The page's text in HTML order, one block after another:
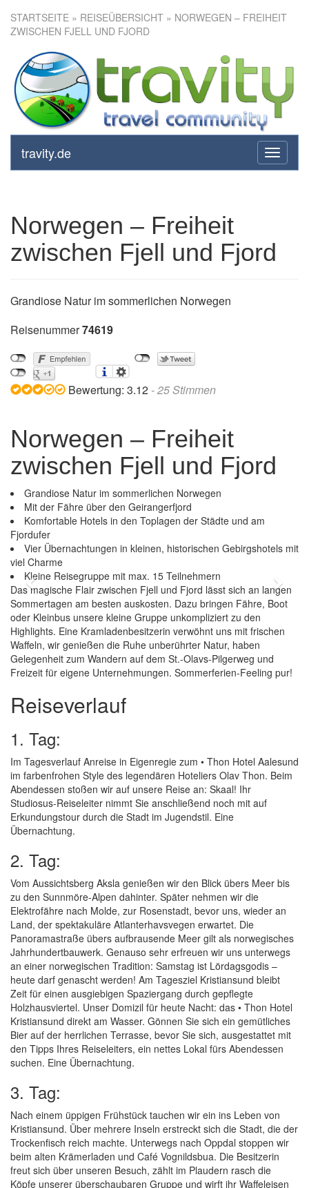
STARTSEITE » REISEÜBERSICHT » NORWEGEN – FREIHEIT
ZWISCHEN FJELL UND FJORD
toggle
travity.de
Norwegen – Freiheit zwischen
Fjell und Fjord
Norwegen – Freiheit
zwischen Fjell und Fjord
Grandiose Natur im sommerlichen Norwegen
Reisenummer74619
Bewertung: 3.12 -25Stimmen
Norwegen – Freiheit
zwischen Fjell und Fjord
Grandiose Natur im sommerlichen Norwegen
Mit der Fähre über den Geirangerfjord
Komfortable Hotels in den Toplagen der Städte und am
Fjordufer
Vier Übernachtungen in kleinen, historischen Gebirgshotels mit
viel Charme
Kleine Reisegruppe mit max. 15 Teilnehmern
Previous Next
Das magische Flair zwischen Fjell und Fjord lässt sich an langen
Sommertagen am besten auskosten. Dazu bringen Fähre, Boot
oder Kleinbus unsere kleine Gruppe unkompliziert zu den
Highlights. Eine Kramladenbesitzerin verwöhnt uns mit frischen
Waffeln, wir genießen die Ruhe unberührter Natur, haben
Gelegenheit zum Wandern auf dem St.-Olavs-Pilgerweg und
Freizeit für eigene Unternehmungen. Sommerferien-Feeling pur!
Reiseverlauf
1. Tag:
Im Tagesverlauf Anreise in Eigenregie zum • Thon Hotel Aalesund
im farbenfrohen Style des legendären Hoteliers Olav Thon. Beim
Abendessen stoßen wir auf unsere Reise an: Skaal! Ihr
Studiosus-Reiseleiter nimmt Sie anschließend noch mit auf
Erkundungstour durch die Stadt im Jugendstil. Eine
Übernachtung.
2. Tag:
Vom Aussichtsberg Aksla genießen wir den Blick übers Meer bis
zu den Sunnmöre-Alpen dahinter. Später nehmen wir die
Elektrofähre nach Molde, zur Rosenstadt, bevor uns, wieder an
Land, der spektakuläre Atlanterhavsvegen erwartet. Die
Panoramastraße übers aufbrausende Meer gilt als norwegisches
Jahrhundertbauwerk. Genauso sehr erfreuen wir uns unterwegs
an einer norwegischen Tradition: Samstag ist Lördagsgodis –
heute darf genascht werden! Am Tagesziel Kristiansund bleibt
Zeit für einen ausgiebigen Spaziergang durch gepflegte
Holzhausviertel. Unser Domizil für heute Nacht: das • Thon Hotel
Kristiansund direkt am Wasser. Gönnen Sie sich ein gemütliches
Bier auf der herrlichen Terrasse, bevor Sie sich, ausgestattet mit
den Tipps Ihres Reiseleiters, ein nettes Lokal fürs Abendessen
suchen. Eine Übernachtung.
3. Tag:
Nach einem üppigen Frühstück tauchen wir ein ins Leben von
Kristiansund. Über mehrere Inseln erstreckt sich die Stadt, die der
Trockenfisch reich machte. Unterwegs nach Oppdal stoppen wir
beim alten Krämerladen und Café Vognildsbua. Die Besitzerin
freut sich über unseren Besuch, zählt im Plaudern rasch die
Köpfe unserer überschaubaren Gruppe und wirft ihr Waffeleisen